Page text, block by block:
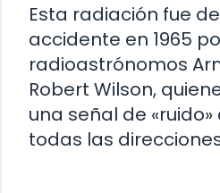
Esta radiación fue
accidente en 1965
radioastrónomos
Robert Wilson,
una señal de
todas las